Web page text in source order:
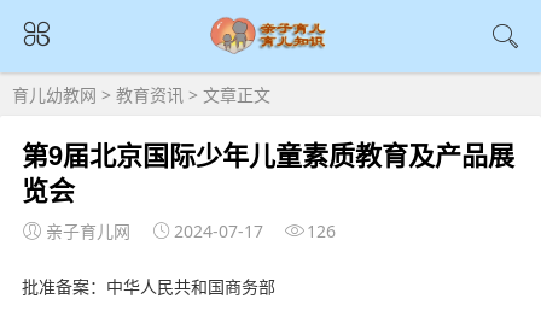
育儿幼教网 > 教育资讯 > 文章正文
第9届北京国际少年儿童素质教育及产品展
览会
亲子育儿网 2024-07-17 126
批准备案：中华人民共和国商务部